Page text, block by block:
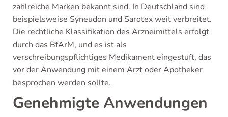
zahlreiche Marken bekannt sind. In Deutschland sind
beispielsweise Syneudon und Sarotex weit verbreitet.
Die rechtliche Klassifikation des Arzneimittels erfolgt
durch das BfArM, und es ist als
verschreibungspflichtiges Medikament eingestuft, das
vor der Anwendung mit einem Arzt oder Apotheker
besprochen werden sollte.
Genehmigte Anwendungen